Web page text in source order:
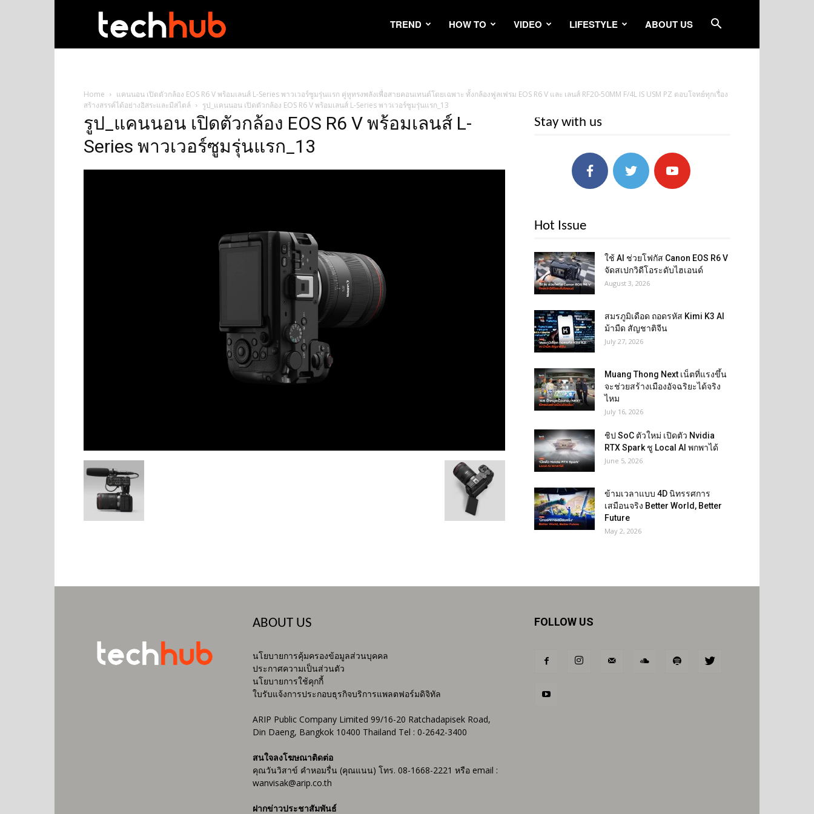
TREND HOW TO VIDEO LIFESTYLE ABOUT US
Home
แคนนอน เปิดตัวกล้อง EOS R6 V พร้อมเลนส์ L-Series พาวเวอร์ซูมรุ่นแรก คู่หูทรงพลังเพื่อสายคอนเทนต์โดยเฉพาะ ทั้งกล้องฟูลเฟรม EOS R6 V และ เลนส์ RF20-50MM F/4L IS USM PZ ตอบโจทย์ทุกเรื่อง
สร้างสรรค์ได้อย่างอิสระและมีสไตล์
รูป_แคนนอน เปิดตัวกล้อง EOS R6 V พร้อมเลนส์ L-Series พาวเวอร์ซูมรุ่นแรก_13
รูป_แคนนอน เปิดตัวกล้อง EOS R6 V พร้อมเลนส์ L-
Series พาวเวอร์ซูมรุ่นแรก_13
Stay with us
Hot Issue
ใช้ AI ช่วยโฟกัส Canon EOS R6 V
จัดสเปกวิดีโอระดับไฮเอนด์
August 3, 2026
สมรภูมิเดือด ถอดรหัส Kimi K3 AI
ม้ามืด สัญชาติจีน
July 27, 2026
Muang Thong Next เน็ตที่แรงขึ้น
จะช่วยสร้างเมืองอัจฉริยะได้จริง
ไหม
July 16, 2026
ชิป SoC ตัวใหม่ เปิดตัว Nvidia
RTX Spark ชู Local AI พกพาได้
June 5, 2026
ข้ามเวลาแบบ 4D นิทรรศการ
เสมือนจริง Better World, Better
Future
May 2, 2026
ABOUT US
นโยบายการคุ้มครองข้อมูลส่วนบุคคล
ประกาศความเป็นส่วนตัว
นโยบายการใช้คุกกี้
ใบรับแจ้งการประกอบธุรกิจบริการแพลตฟอร์มดิจิทัล
ARIP Public Company Limited 99/16-20 Ratchadapisek Road,
Din Daeng, Bangkok 10400 Thailand Tel : 0-2642-3400
สนใจลงโฆษณาติดต่อ
คุณวันวิสาข์ คำหอมรื่น (คุณแนน) โทร. 08-1668-2221 หรือ email :
wanvisak@arip.co.th
ฝากข่าวประชาสัมพันธ์
FOLLOW US